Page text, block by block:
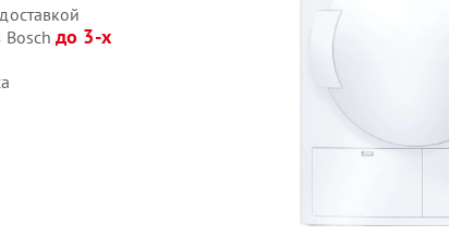
Boschдо 3-х